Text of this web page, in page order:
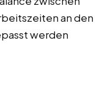
an den
werden